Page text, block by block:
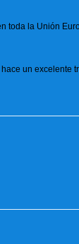
la Unión
un excelente